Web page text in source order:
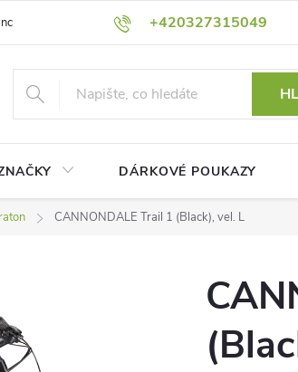
+420327315049
nejnižší ceny! Podmínky ochrany osobních údajů
DÁRKOVÉ POUKAZY
CANNONDALE Trail 1 (Black), vel. L